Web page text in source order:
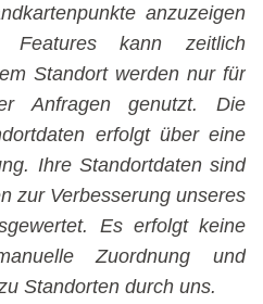
anzuzeigen
kann zeitlich
Standort werden nur für
Anfragen genutzt. Die
erfolgt über eine
Ihre Standortdaten sind
zur Verbesserung unseres
Es erfolgt keine
Zuordnung und
Standorten durch uns.